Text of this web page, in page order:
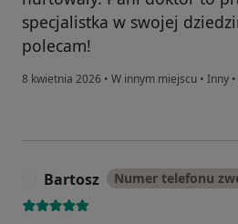
specjalistka w swojej
polecam!
8 kwietnia 2026 • W innym miejscu • Inny •
Bartosz Numer telefonu